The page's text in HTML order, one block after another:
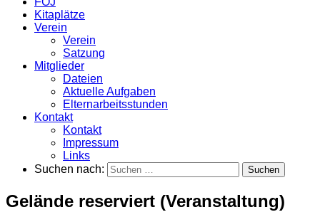
Kitaplätze
Verein
Verein
Satzung
Mitglieder
Dateien
Aktuelle Aufgaben
Elternarbeitsstunden
Kontakt
Kontakt
Impressum
Links
Suchen nach:
Gelände reserviert (Veranstaltung)